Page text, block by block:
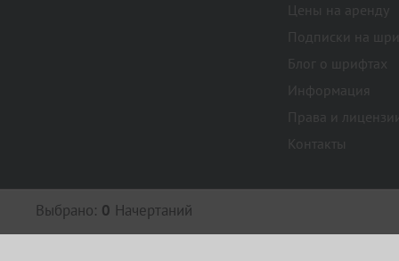
Выбрано: 0 Начертаний
Цены на аренду
Подписки на
Блог о шрифтах
Информация
Права и
Контакты
Политика конфиденциальности